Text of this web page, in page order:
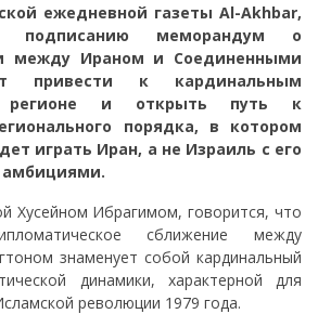
ежедневной газеты Al-Akhbar,
подписанию меморандум о
между Ираном и Соединенными
привести к кардинальным
регионе и открыть путь к
порядка, в котором
играть Иран, а не Израиль с его
амбициями.
Хусейном Ибрагимом, говорится, что
сближение между
знаменует собой кардинальный
динамики, характерной для
революции 1979 года.